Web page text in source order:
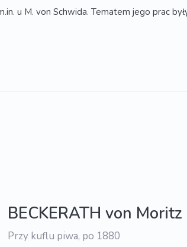
u M. von Schwida. Tematem jego prac
BECKERATH von Moritz
Przy kuflu piwa, po 1880